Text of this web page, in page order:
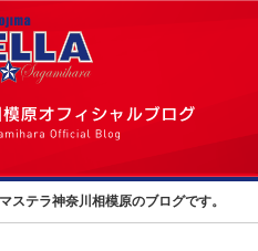
テラ神奈川相模原のブログです。